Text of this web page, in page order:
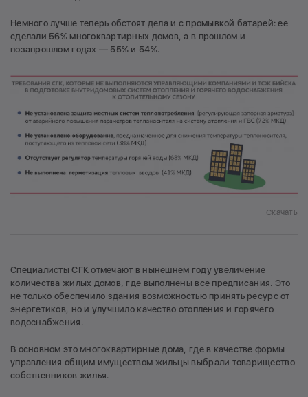
Немного лучше теперь обстоят дела и с промывкой батарей: ее
сделали 56% многоквартирных домов, а в прошлом и
позапрошлом годах — 55% и 54%.
Скачать
Специалисты СГК отмечают в нынешнем году увеличение
количества жилых домов, где выполнены все предписания. Это
не только обеспечило здания возможностью принять ресурс от
энергетиков, но и улучшило качество отопления и горячего
водоснабжения.
В основном это многоквартирные дома, где в качестве формы
управления общим имуществом жильцы выбрали товарищество
собственников жилья.